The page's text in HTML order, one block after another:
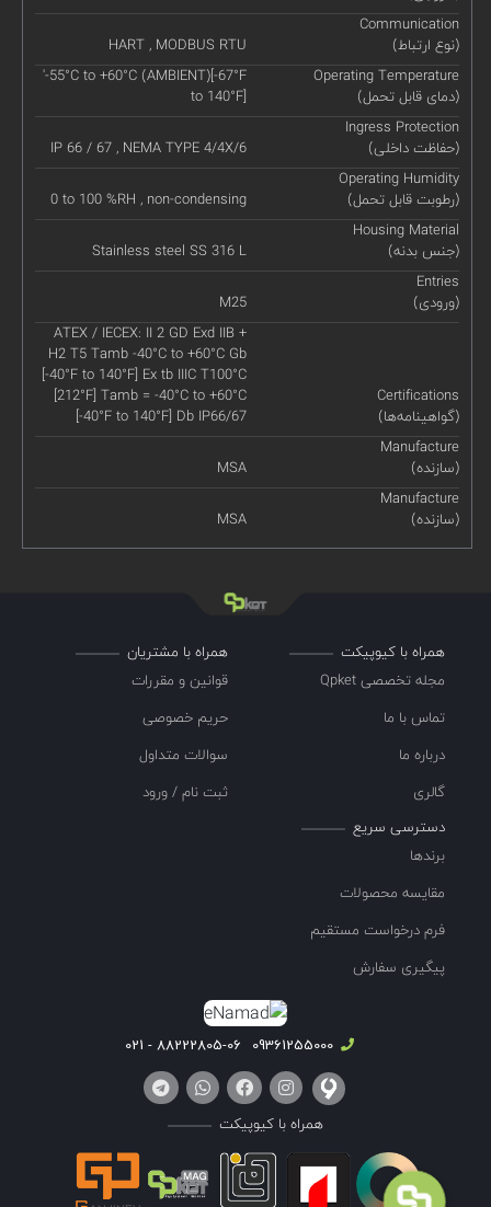
Communication
(نوع ارتباط)
HART , MODBUS RTU
Operating Temperature
(دمای قابل تحمل)
'-55°C to +60°C (AMBIENT)[-67°F
to 140°F]
Ingress Protection
(حفاظت داخلی)
IP 66 / 67 , NEMA TYPE 4/4X/6
Operating Humidity
(رطوبت قابل تحمل)
0 to 100 %RH , non-condensing
Housing Material
(جنس بدنه)
Stainless steel SS 316 L
Entries
(ورودی)
M25
Certifications
(گواهینامه‌ها)
ATEX / IECEX: II 2 GD Exd IIB +
H2 T5 Tamb -40°C to +60°C Gb
[-40°F to 140°F] Ex tb IIIC T100°C
[212°F] Tamb = -40°C to +60°C
[-40°F to 140°F] Db IP66/67
Manufacture
(سازنده)
MSA
Manufacture
(سازنده)
MSA
همراه با کیوپیکت
مجله تخصصی Qpket
تماس با ما
درباره ما
گالری
همراه با مشتریان
قوانین و مقررات
حریم خصوصی
سوالات متداول
ثبت نام / ورود
دسترسی سریع
برندها
مقایسه محصولات
فرم درخواست مستقیم
پیگیری سفارش
09361255000
88222805-06 - 021
همراه با کیوپیکت